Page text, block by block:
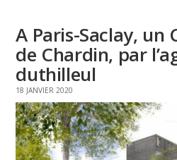
A Paris-Saclay, un
de Chardin, par
duthilleul
18 JANVIER 2020